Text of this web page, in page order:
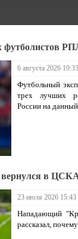
футболистов
6 августа 2026 19:33
Футбольный
трех лучших
России на
вернулся в
23 июля 2026 15:43
Нападающий
рассказал,